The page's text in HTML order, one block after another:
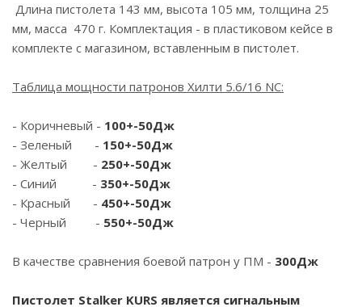
Длина пистолета 143 мм, высота 105 мм, толщина 25
мм, масса 470 г. Комплектация - в пластиковом кейсе в
комплекте с магазином, вставленным в пистолет.
Таблица мощности патронов Хилти 5.6/16 NC:
- Коричневый - 100+-50Дж
- Зеленый - 150+-50Дж
- Желтый - 250+-50Дж
- Синий - 350+-50Дж
- Красный - 450+-50Дж
- Черный - 550+-50Дж
В качестве сравнения боевой патрон у ПМ - 300Дж
Пистолет Stalker KURS является сигнальным